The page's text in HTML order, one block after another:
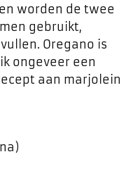
worden de twee
gebruikt,
Oregano is
ongeveer een
aan marjolein